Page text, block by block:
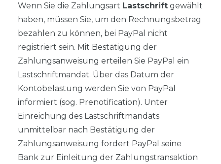
Wenn Sie die Zahlungsart Lastschrift gewählt
haben, müssen Sie, um den Rechnungsbetrag
bezahlen zu können, bei PayPal nicht
registriert sein. Mit Bestätigung der
Zahlungsanweisung erteilen Sie PayPal ein
Lastschriftmandat. Über das Datum der
Kontobelastung werden Sie von PayPal
informiert (sog. Prenotification). Unter
Einreichung des Lastschriftmandats
unmittelbar nach Bestätigung der
Zahlungsanweisung fordert PayPal seine
Bank zur Einleitung der Zahlungstransaktion